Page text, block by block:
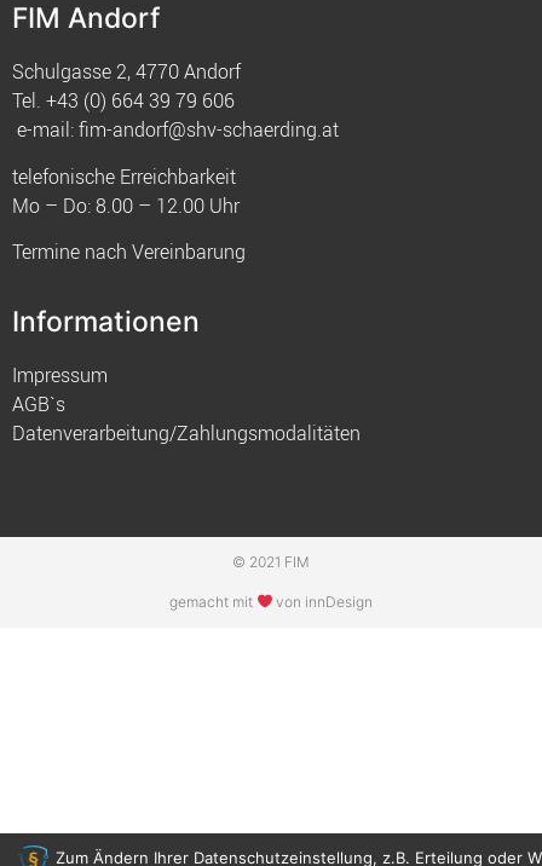
FIM Andorf
Schulgasse 2, 4770 Andorf
Tel. +43 (0) 664 39 79 606
e-mail:fim-andorf@shv-schaerding.at
telefonische Erreichbarkeit
Mo – Do: 8.00 – 12.00 Uhr
Termine nach Vereinbarung
Informationen
Impressum
AGB`s
Datenverarbeitung/Zahlungsmodalitäten
© 2021 FIM
gemacht mit von innDesign
Zum Ändern Ihrer Datenschutzeinstellung, z.B. Erteilung oder